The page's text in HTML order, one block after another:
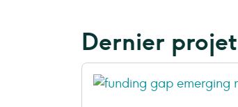
Dernier